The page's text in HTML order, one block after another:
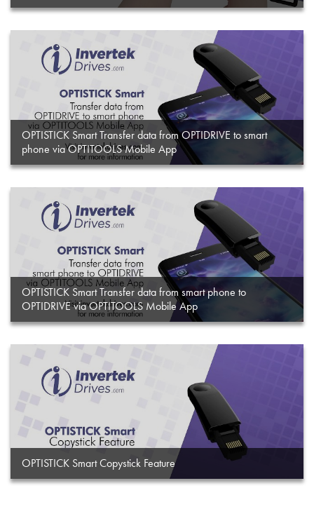
OPTISTICK Smart Transfer data from OPTIDRIVE to smart
phone via OPTITOOLS Mobile App
OPTISTICK Smart Transfer data from smart phone to
OPTIDRIVE via OPTITOOLS Mobile App
OPTISTICK Smart Copystick Feature